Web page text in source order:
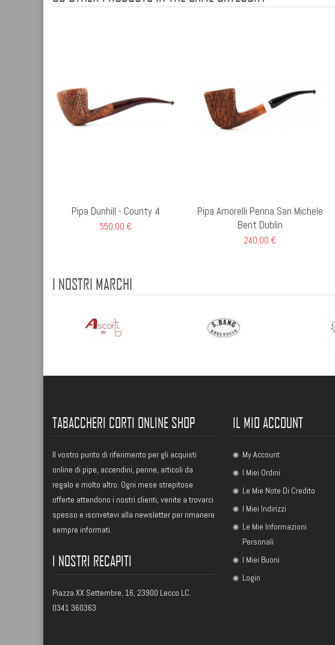
Pipa Dunhill - County 4
550,00 €
Pipa Amorelli Penna San Michele
Bent Dublin
240,00 €
I NOSTRI MARCHI
TABACCHERI CORTI ONLINE SHOP
Il vostro punto di riferimento per gli acquisti
online di pipe, accendini, penne, articoli da
regalo e molto altro. Ogni mese strepitose
offerte attendono i nostri clienti, venite a trovarci
spesso e iscrivetevi alla newsletter per rimanere
sempre informati.
I NOSTRI RECAPITI
Piazza XX Settembre, 16, 23900 Lecco LC.
0341 360363
IL MIO ACCOUNT
My Account
I Miei Ordini
Le Mie Note Di Credito
I Miei Indirizzi
Le Mie Informazioni
Personali
I Miei Buoni
Login